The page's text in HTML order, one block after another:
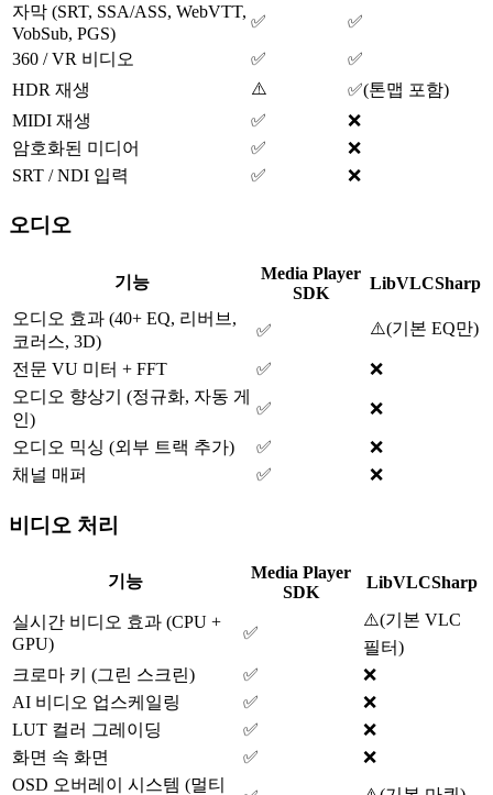
자막 (SRT, SSA/ASS, WebVTT,
VobSub, PGS)
✅
✅
360 / VR 비디오
✅
✅
HDR 재생
⚠️ ✅(톤맵 포함)
MIDI 재생
✅
❌
암호화된 미디어
✅
❌
SRT / NDI 입력
✅ ❌
오디오
기능
Media Player
SDK
LibVLCSharp
오디오 효과 (40+ EQ, 리버브,
코러스, 3D)
✅ ⚠️(기본 EQ만)
전문 VU 미터 + FFT ✅
❌
오디오 향상기 (정규화, 자동 게
인)
✅ ❌
오디오 믹싱 (외부 트랙 추가) ✅
❌
채널 매퍼
✅ ❌
비디오 처리
기능
Media Player
SDK
LibVLCSharp
실시간 비디오 효과 (CPU +
GPU)
✅
⚠️(기본 VLC
필터)
크로마 키 (그린 스크린)
✅
❌
AI 비디오 업스케일링
✅
❌
LUT 컬러 그레이딩
✅
❌
화면 속 화면
✅
❌
OSD 오버레이 시스템 (멀티